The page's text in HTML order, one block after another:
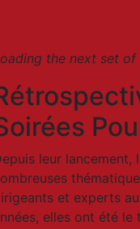
the next set of
leur lancement,
et experts
elles ont été le